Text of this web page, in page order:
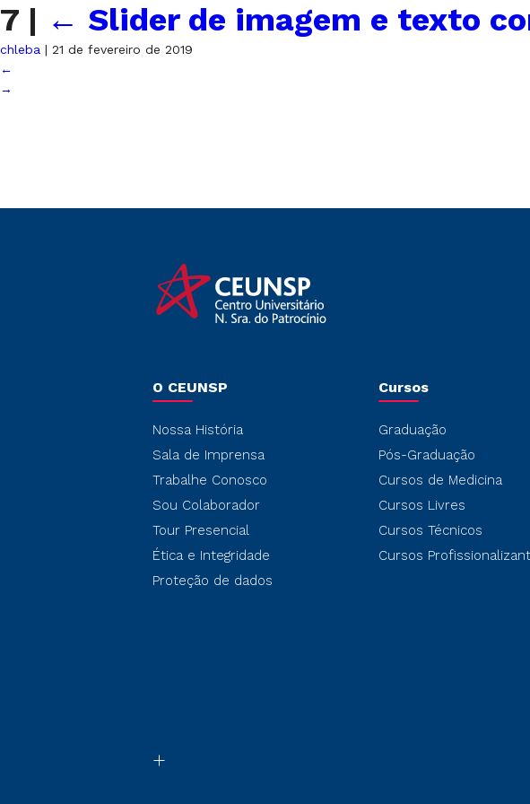
7 | ← Slider de imagem e texto
chleba | 21 de fevereiro de 2019
←
→
O CEUNSP
Nossa História
Sala de Imprensa
Trabalhe Conosco
Sou Colaborador
Tour Presencial
Ética e Integridade
Proteção de dados
Cursos
Graduação
Pós-Graduação
Cursos de Medicina
Cursos Livres
Cursos Técnicos
Cursos